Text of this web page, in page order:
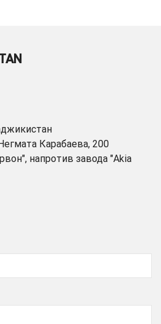
Карабаева, 200
напротив завода "Akia